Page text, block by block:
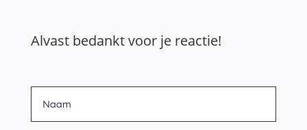
Alvast bedankt voor je reactie!